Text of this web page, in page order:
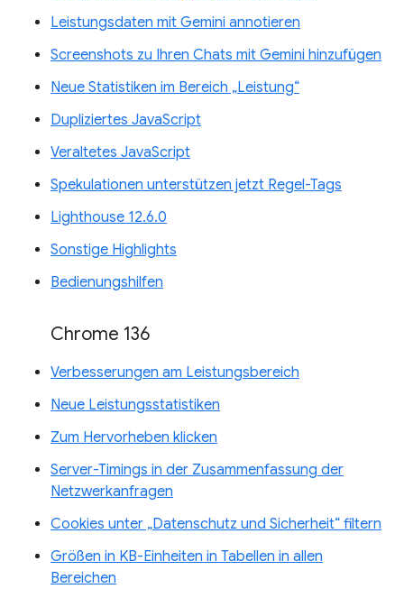
Leistungsdaten mit Gemini annotieren
Screenshots zu Ihren Chats mit Gemini hinzufügen
Neue Statistiken im Bereich „Leistung“
Dupliziertes JavaScript
Veraltetes JavaScript
Spekulationen unterstützen jetzt Regel-Tags
Lighthouse 12.6.0
Sonstige Highlights
Bedienungshilfen
Chrome 136
Verbesserungen am Leistungsbereich
Neue Leistungsstatistiken
Zum Hervorheben klicken
Server-Timings in der Zusammenfassung der
Netzwerkanfragen
Cookies unter „Datenschutz und Sicherheit“ filtern
Größen in KB-Einheiten in Tabellen in allen
Bereichen